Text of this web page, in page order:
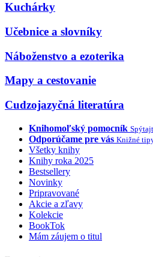
Kuchárky
Učebnice a slovníky
Náboženstvo a ezoterika
Mapy a cestovanie
Cudzojazyčná literatúra
Knihomoľský pomocník
Odporúčame pre vás Knižné
Všetky knihy
Knihy roka 2025
Bestsellery
Novinky
Pripravované
Akcie a zľavy
Kolekcie
BookTok
Mám záujem o titul